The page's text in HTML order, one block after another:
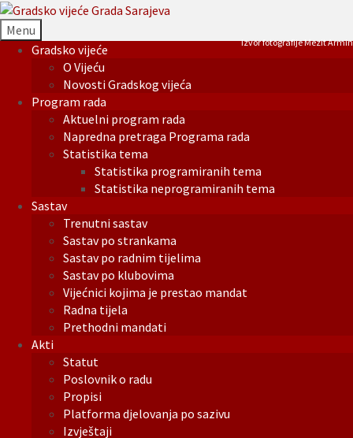
Menu
Gradsko vijeće
O Vijeću
Novosti Gradskog vijeća
Program rada
Aktuelni program rada
Napredna pretraga Programa rada
Statistika tema
Statistika programiranih tema
Statistika neprogramiranih tema
Sastav
Trenutni sastav
Sastav po strankama
Sastav po radnim tijelima
Sastav po klubovima
Vijećnici kojima je prestao mandat
Radna tijela
Prethodni mandati
Akti
Statut
Poslovnik o radu
Propisi
Platforma djelovanja po sazivu
Izvještaji
Izvor fotografije Mezit Armin